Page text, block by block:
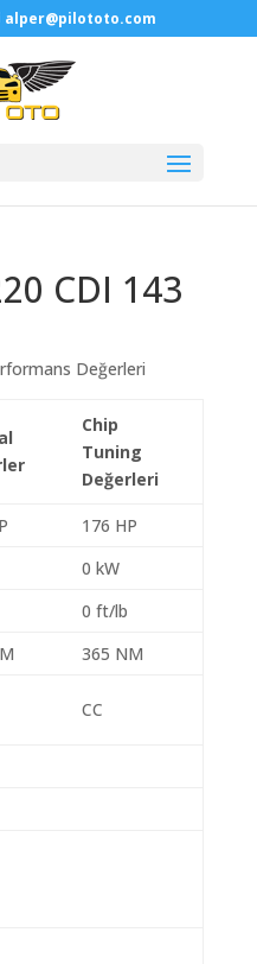
alper@pilototo.com
CDI 143
Değerleri
Chip
Tuning
Değerleri
176 HP
0 kW
0 ft/lb
365 NM
CC